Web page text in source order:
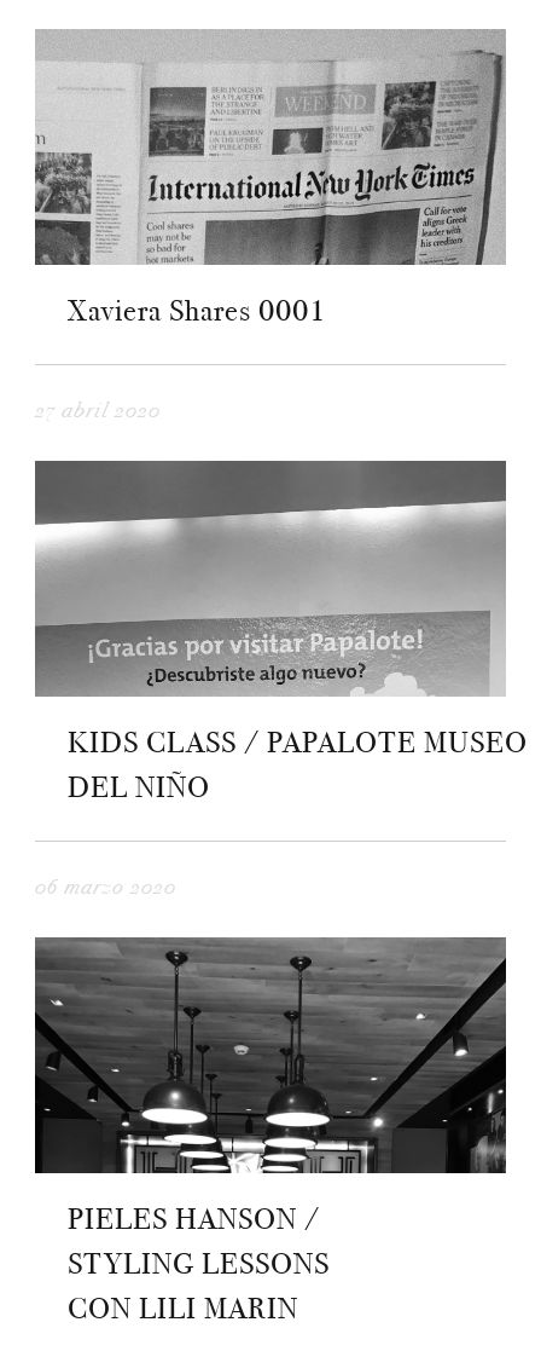
Xaviera Shares 0001
27 abril 2020
KIDS CLASS / PAPALOTE MUSEO
DEL NIÑO
06 marzo 2020
PIELES HANSON /
STYLING LESSONS
CON LILI MARIN